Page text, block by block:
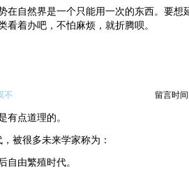
在自然界是一个只能用一次的东西。要想
看着办吧，不怕麻烦，就折腾呗。
不 留言时间
有点道理的。
，被很多未来学家称为：
自由繁殖时代。